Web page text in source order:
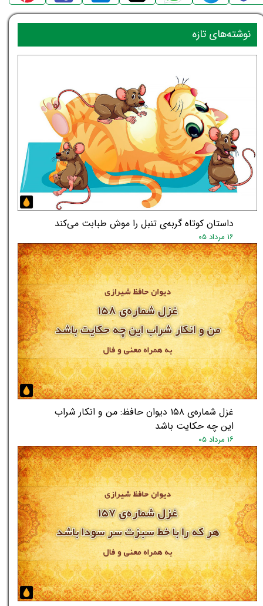
★★
داستان کوتاه گربه‌ی تنبل را موش طبابت می‌کند
۱۶ مرداد ۰۵
غزل شماره‌ی ۱۵۸ دیوان حافظ: من و انکار شراب
این چه حکایت باشد
۱۶ مرداد ۰۵
نوشته‌های تازه